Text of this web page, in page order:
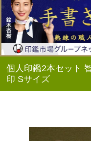
個人印鑑2本セット
印 Sサイズ